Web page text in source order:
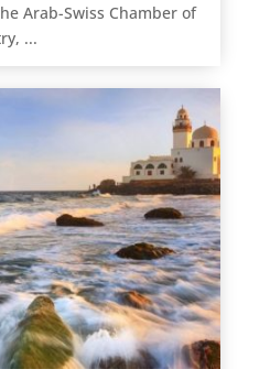
Arab-Swiss Chamber of
...